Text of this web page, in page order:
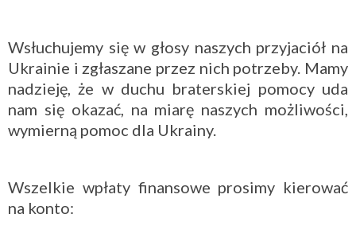
Wsłuchujemy się w głosy naszych przyjaciół na
Ukrainie i zgłaszane przez nich potrzeby. Mamy
nadzieję, że w duchu braterskiej pomocy uda
nam się okazać, na miarę naszych możliwości,
wymierną pomoc dla Ukrainy.
Wszelkie wpłaty finansowe prosimy kierować
na konto: